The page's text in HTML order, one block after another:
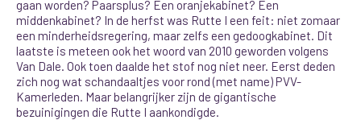
gaan worden? Paarsplus? Een oranjekabinet? Een
middenkabinet? In de herfst was Rutte I een feit: niet zomaar
een minderheidsregering, maar zelfs een gedoogkabinet. Dit
laatste is meteen ook het woord van 2010 geworden volgens
Van Dale. Ook toen daalde het stof nog niet neer. Eerst deden
zich nog wat schandaaltjes voor rond (met name) PVV-
Kamerleden. Maar belangrijker zijn de gigantische
bezuinigingen die Rutte I aankondigde.